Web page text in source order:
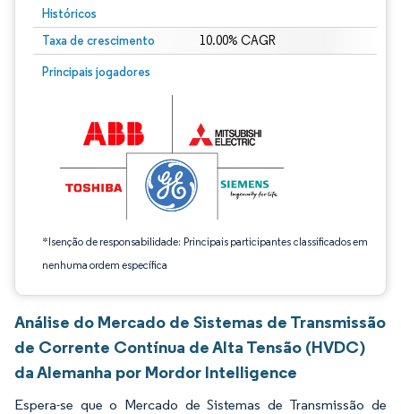
Históricos
Taxa de crescimento 10.00% CAGR
Principais jogadores
*Isenção de responsabilidade: Principais participantes classificados em
nenhuma ordem específica
Imagem © Mordor Intelligence. O reuso requer atribuição conforme CC BY 4.0.
Análise do Mercado de Sistemas de Transmissão
de Corrente Contínua de Alta Tensão (HVDC)
da Alemanha por Mordor Intelligence
Espera-se que o Mercado de Sistemas de Transmissão de